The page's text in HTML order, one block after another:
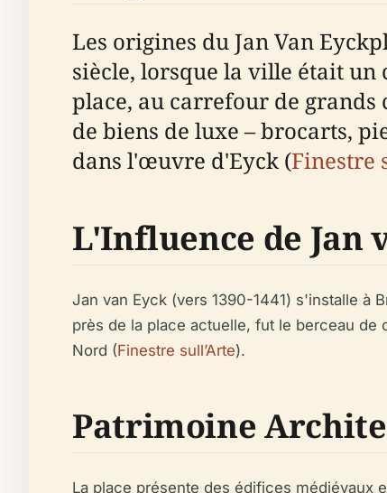
Les origines du Jan Van
siècle, lorsque la ville était
place, au carrefour de
de biens de luxe – brocarts,
dans l'œuvre d'Eyck (Finestre
L'Influence de Jan
Jan van Eyck (vers 1390-1441) s'installe à
près de la place actuelle, fut le berceau
Nord (Finestre sull’Arte).
Patrimoine
La place présente des édifices médiévaux